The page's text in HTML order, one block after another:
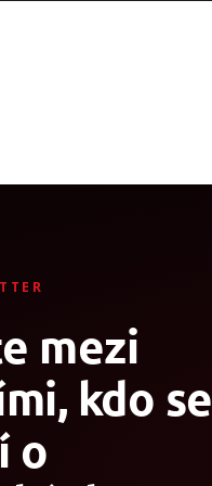
mezi
kdo se
o